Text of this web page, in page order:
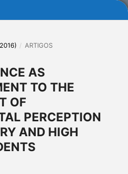
/ ARTIGOS
AS
TO THE
OF
PERCEPTION
AND HIGH